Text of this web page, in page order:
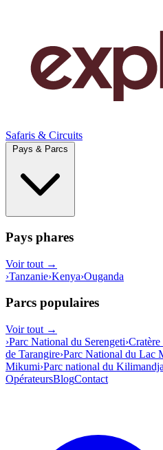
Safaris & Circuits
Pays phares
Voir tout →
›Tanzanie›Kenya›Ouganda
Parcs populaires
Voir tout →
›Parc National du Serengeti›
de Tarangire›Parc National du Lac
Mikumi›Parc national du
OpérateursBlogContact